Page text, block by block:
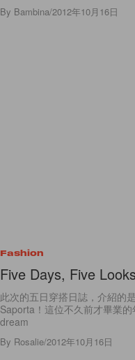
By Bambina/2012年10月16日
Fashion
Five Days, Five
此次的五日穿搭日誌，介紹的
Saporta！這位不久前才畢業
dream
By Rosalie/2012年10月16日